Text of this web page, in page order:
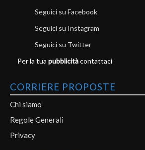
Seguici su Facebook
Seguici su Instagram
Seguici su Twitter
Per la tua pubblicitàcontattaci
CORRIERE PROPOSTE
Chi siamo
Regole Generali
Privacy